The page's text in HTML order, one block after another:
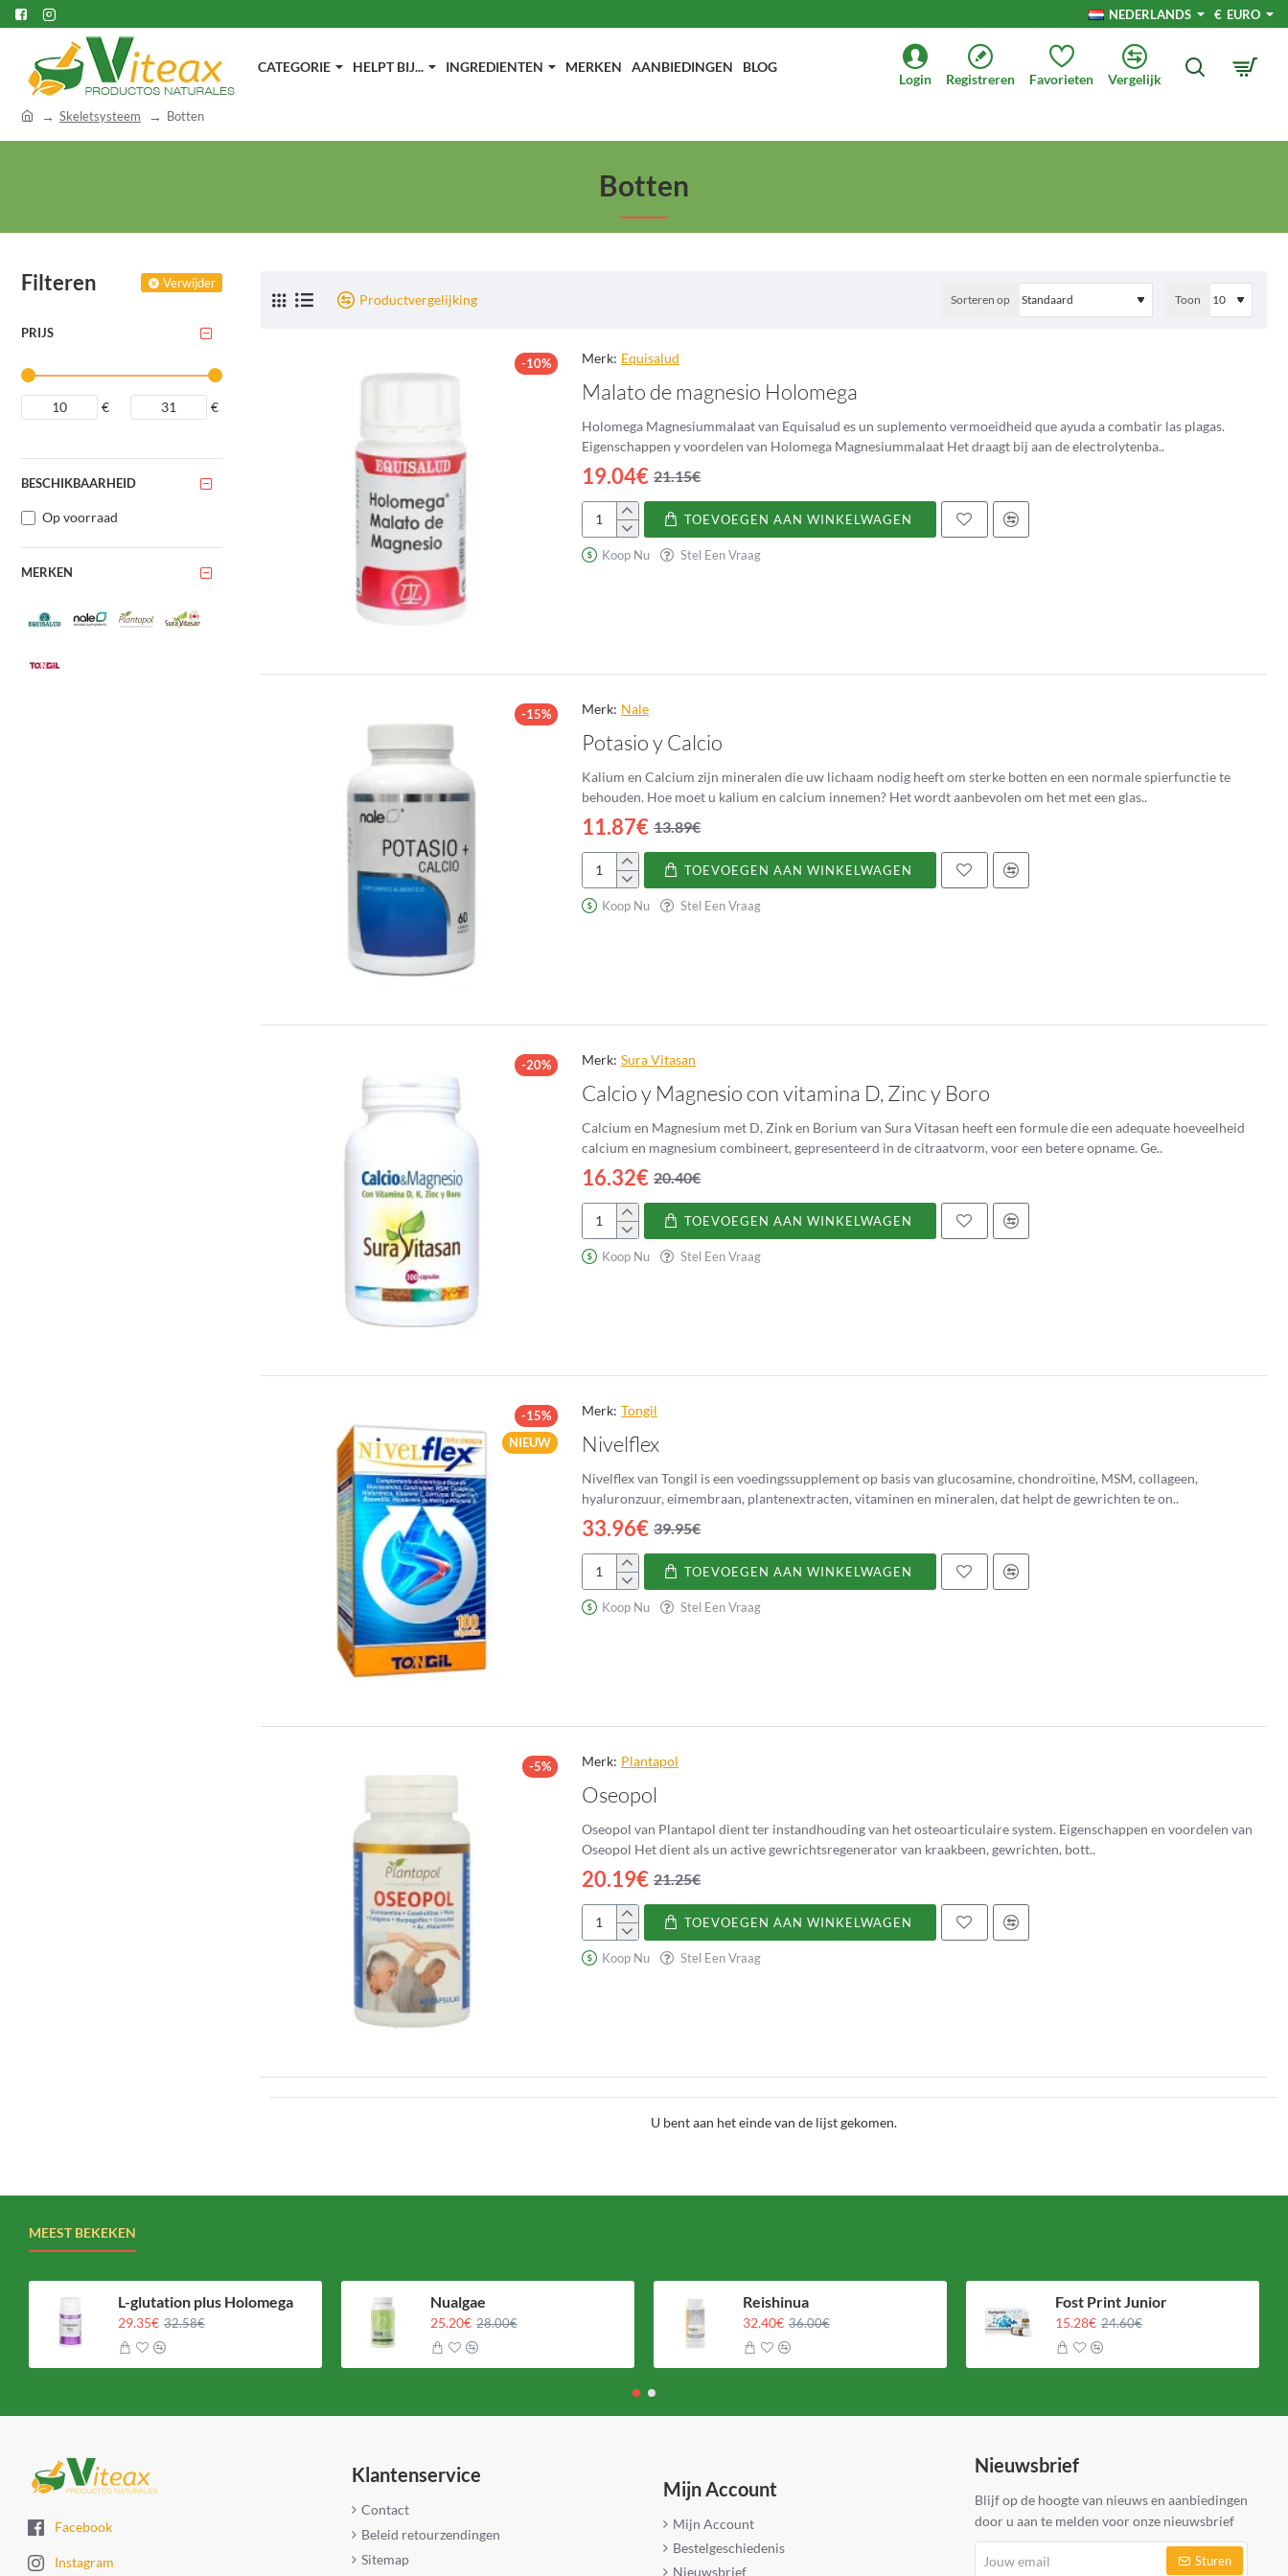
NEDERLANDS € EURO
CATEGORIE HELPT BIJ... INGREDIENTEN MERKEN AANBIEDINGEN BLOG
Login Registreren Favorieten Vergelijk
Skeletsysteem Botten
Botten
Filteren Verwijder
PRIJS
€ €
BESCHIKBAARHEID
Op voorraad
MERKEN
Productvergelijking Sorteren op Toon
-10% Merk: Equisalud
Malato de magnesio Holomega
Holomega Magnesiummalaat van Equisalud es un suplemento vermoeidheid que ayuda a combatir las plagas.
Eigenschappen y voordelen van Holomega Magnesiummalaat Het draagt ​​bij aan de electrolytenba..
19.04€ 21.15€
Malato
de
TOEVOEGEN AAN WINKELWAGEN
Koop Nu Stel Een Vraag
-15% Merk: Nale
Potasio y Calcio
Kalium en Calcium zijn mineralen die uw lichaam nodig heeft om sterke botten en een normale spierfunctie te
behouden. Hoe moet u kalium en calcium innemen? Het wordt aanbevolen om het met een glas..
11.87€ 13.89€
Potasio
y
TOEVOEGEN AAN WINKELWAGEN
Koop Nu Stel Een Vraag
-20% Merk: Sura Vitasan
Calcio y Magnesio con vitamina D, Zinc y Boro
Calcium en Magnesium met D, Zink en Borium van Sura Vitasan heeft een formule die een adequate hoeveelheid
calcium en magnesium combineert, gepresenteerd in de citraatvorm, voor een betere opname. Ge..
16.32€ 20.40€
Calcio
y
y
TOEVOEGEN AAN WINKELWAGEN
Koop Nu Stel Een Vraag
NIEUW
-15% Merk: Tongil
Nivelflex
Nivelflex van Tongil is een voedingssupplement op basis van glucosamine, chondroïtine, MSM, collageen,
hyaluronzuur, eimembraan, plantenextracten, vitaminen en mineralen, dat helpt de gewrichten te on..
33.96€ 39.95€
Nivelflex
TOEVOEGEN AAN WINKELWAGEN
Koop Nu Stel Een Vraag
-5% Merk: Plantapol
Oseopol
Oseopol van Plantapol dient ter instandhouding van het osteoarticulaire system. Eigenschappen en voordelen van
Oseopol Het dient als un active gewrichtsregenerator van kraakbeen, gewrichten, bott..
20.19€ 21.25€
Oseopol
TOEVOEGEN AAN WINKELWAGEN
Koop Nu Stel Een Vraag
U bent aan het einde van de lijst gekomen.
MEEST BEKEKEN
L-glutation plus Holomega
29.35€ 32.58€
Nualgae
25.20€ 28.00€
Reishinua
32.40€ 36.00€
Fost Print Junior
15.28€ 24.60€
Facebook
Instagram
Klantenservice
Contact
Beleid retourzendingen
Sitemap
Mijn Account
Mijn Account
Bestelgeschiedenis
Nieuwsbrief
Nieuwsbrief
Blijf op de hoogte van nieuws en aanbiedingen
door u aan te melden voor onze nieuwsbrief
email
Sturen